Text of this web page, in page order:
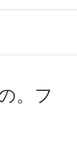
。フ